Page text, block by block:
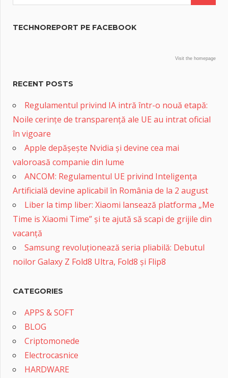
TECHNOREPORT PE FACEBOOK
Visit the homepage
RECENT POSTS
Regulamentul privind IA intră într-o nouă etapă:
Noile cerințe de transparență ale UE au intrat oficial
în vigoare
Apple depășește Nvidia și devine cea mai
valoroasă companie din lume
ANCOM: Regulamentul UE privind Inteligența
Artificială devine aplicabil în România de la 2 august
Liber la timp liber: Xiaomi lansează platforma „Me
Time is Xiaomi Time” și te ajută să scapi de grijile din
vacanță
Samsung revoluționează seria pliabilă: Debutul
noilor Galaxy Z Fold8 Ultra, Fold8 și Flip8
CATEGORIES
APPS & SOFT
BLOG
Criptomonede
Electrocasnice
HARDWARE